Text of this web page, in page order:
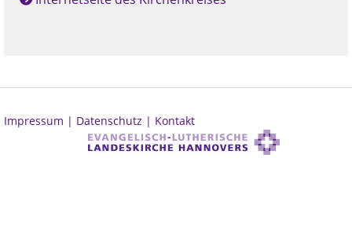
Impressum | Datenschutz | Kontakt